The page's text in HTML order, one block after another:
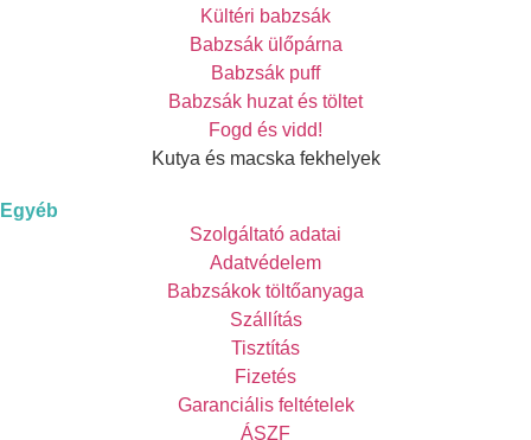
Kültéri babzsák
Babzsák ülőpárna
Babzsák puff
Babzsák huzat és töltet
Fogd és vidd!
Kutya és macska fekhelyek
Egyéb
Szolgáltató adatai
Adatvédelem
Babzsákok töltőanyaga
Szállítás
Tisztítás
Fizetés
Garanciális feltételek
ÁSZF